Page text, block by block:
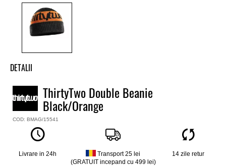
DETALII
Caciula baieti ThirtyTwo
Model
Flow Beanie
Culoare
Material
Acrilic
ThirtyTwo Double Beanie
Black/Orange
COD: BMAG/15541
Livrare in 24h
Transport 25 lei
(GRATUIT incepand cu 499 lei)
14 zile retur